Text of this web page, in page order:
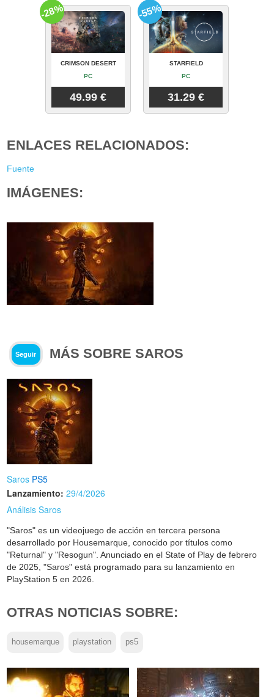
CRIMSON DESERT
PC
49.99 €
-28%
STARFIELD
PC
31.29 €
-55%
ENLACES RELACIONADOS:
Fuente
IMÁGENES:
Seguir MÁS SOBRE SAROS
Saros PS5
Lanzamiento: 29/4/2026
Análisis Saros
"Saros" es un videojuego de acción en tercera persona
desarrollado por Housemarque, conocido por títulos como
"Returnal" y "Resogun". Anunciado en el State of Play de febrero
de 2025, "Saros" está programado para su lanzamiento en
PlayStation 5 en 2026.
OTRAS NOTICIAS SOBRE:
housemarque playstation ps5